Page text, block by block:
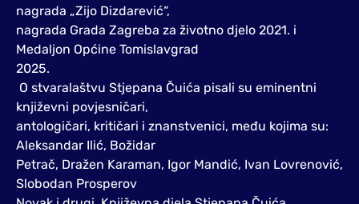
nagrada „Zijo Dizdarević“,
nagrada Grada Zagreba za životno djelo 2021. i
Medaljon Općine Tomislavgrad
2025.
O stvaralaštvu Stjepana Čuića pisali su eminentni
književni povjesničari,
antologičari, kritičari i znanstvenici, među kojima su:
Aleksandar Ilić, Božidar
Petrač, Dražen Karaman, Igor Mandić, Ivan Lovrenović,
Slobodan Prosperov